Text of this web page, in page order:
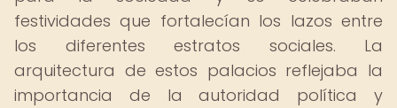
festividades que fortalecían los lazos entre
los diferentes estratos sociales. La
arquitectura de estos palacios reflejaba la
importancia de la autoridad política y